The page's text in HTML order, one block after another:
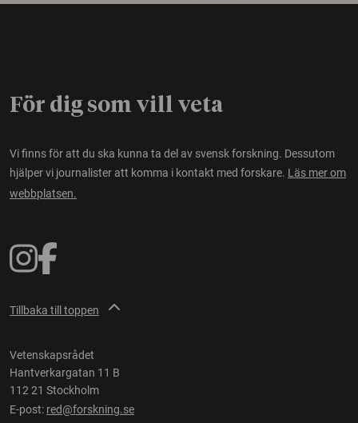
För dig som vill veta
Vi finns för att du ska kunna ta del av svensk forskning. Dessutom
hjälper vi journalister att komma i kontakt med forskare. Läs mer om
webbplatsen.
Tillbaka till toppen
Vetenskapsrådet
Hantverkargatan 11 B
112 21 Stockholm
E-post: red@forskning.se